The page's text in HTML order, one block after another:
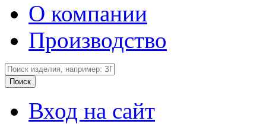
О компании
Производство
Вход на сайт